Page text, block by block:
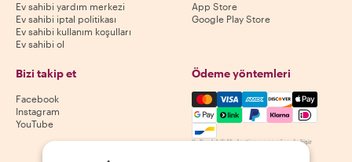
Ev sahibi yardım merkezi
Ev sahibi iptal politikası
Ev sahibi kullanım koşulları
Ev sahibi ol
App Store
Google Play Store
Bizi takip et
Facebook
Instagram
YouTube
Ödeme yöntemleri
Mastercard, Visa, Amex,
Kullanılabilirlik destinasyona göre değişir